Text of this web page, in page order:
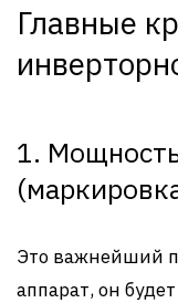
Главные
1.
Это важнейший
аппарат, он